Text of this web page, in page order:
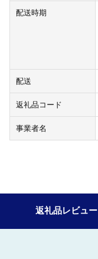
配送時期
配送
返礼品コード
事業者名
返礼品レビュー